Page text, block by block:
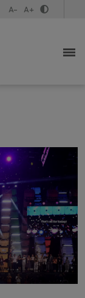
A- A+